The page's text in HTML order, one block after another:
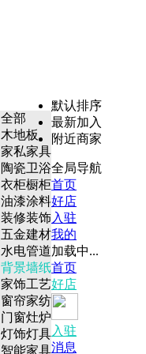
全部
木地板
家私家具
陶瓷卫浴
衣柜橱柜
油漆涂料
装修装饰
五金建材
水电管道
背景墙纸
家饰工艺
窗帘家纺
门窗灶炉
灯饰灯具
智能家具
默认排序
最新加入
附近商家
全局导航
首页
好店
入驻
我的
加载中...
首页
好店
入驻
消息